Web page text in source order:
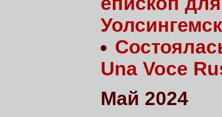
Una Voce
Май 2024